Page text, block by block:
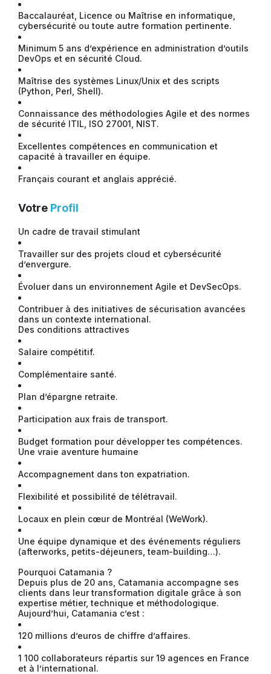
Baccalauréat, Licence ou Maîtrise en informatique,
cybersécurité ou toute autre formation pertinente.
Minimum 5 ans d’expérience en administration d’outils
DevOps et en sécurité Cloud.
Maîtrise des systèmes Linux/Unix et des scripts
(Python, Perl, Shell).
Connaissance des méthodologies Agile et des normes
de sécurité ITIL, ISO 27001, NIST.
Excellentes compétences en communication et
capacité à travailler en équipe.
Français courant et anglais apprécié.
Votre Profil
Un cadre de travail stimulant
Travailler sur des projets cloud et cybersécurité
d’envergure.
Évoluer dans un environnement Agile et DevSecOps.
Contribuer à des initiatives de sécurisation avancées
dans un contexte international.
Des conditions attractives
Salaire compétitif.
Complémentaire santé.
Plan d’épargne retraite.
Participation aux frais de transport.
Budget formation pour développer tes compétences.
Une vraie aventure humaine
Accompagnement dans ton expatriation.
Flexibilité et possibilité de télétravail.
Locaux en plein cœur de Montréal (WeWork).
Une équipe dynamique et des événements réguliers
(afterworks, petits-déjeuners, team-building…).
Pourquoi Catamania ?
Depuis plus de 20 ans, Catamania accompagne ses
clients dans leur transformation digitale grâce à son
expertise métier, technique et méthodologique.
Aujourd’hui, Catamania c’est :
120 millions d’euros de chiffre d’affaires.
1 100 collaborateurs répartis sur 19 agences en France
et à l’international.